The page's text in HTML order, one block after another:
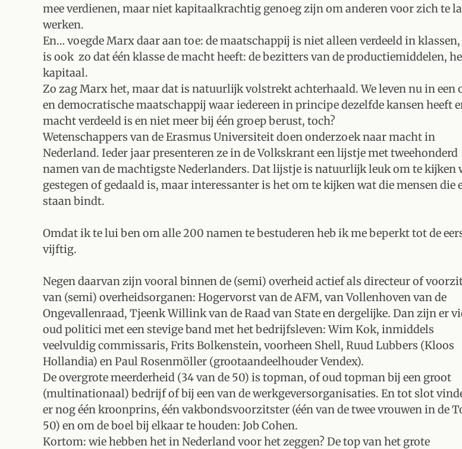
mee verdienen, maar niet kapitaalkrachtig genoeg zijn om anderen voor zich te
werken.
En… voegde Marx daar aan toe: de maatschappij is niet alleen verdeeld in
is ook zo dat één klasse de macht heeft: de bezitters van de productiemiddelen,
kapitaal.
Zo zag Marx het, maar dat is natuurlijk volstrekt achterhaald. We leven nu in een
en democratische maatschappij waar iedereen in principe dezelfde kansen heeft
macht verdeeld is en niet meer bij één groep berust, toch?
Wetenschappers van de Erasmus Universiteit doen onderzoek naar macht in
Nederland. Ieder jaar presenteren ze in de Volkskrant een lijstje met tweehonderd
namen van de machtigste Nederlanders. Dat lijstje is natuurlijk leuk om te kijken
gestegen of gedaald is, maar interessanter is het om te kijken wat die mensen die
staan bindt.
Omdat ik te lui ben om alle 200 namen te bestuderen heb ik me beperkt tot de
vijftig.
Negen daarvan zijn vooral binnen de (semi) overheid actief als directeur of
van (semi) overheidsorganen: Hogervorst van de AFM, van Vollenhoven van de
Ongevallenraad, Tjeenk Willink van de Raad van State en dergelijke. Dan zijn er
oud politici met een stevige band met het bedrijfsleven: Wim Kok, inmiddels
veelvuldig commissaris, Frits Bolkenstein, voorheen Shell, Ruud Lubbers (Kloos
Hollandia) en Paul Rosenmöller (grootaandeelhouder Vendex).
De overgrote meerderheid (34 van de 50) is topman, of oud topman bij een groot
(multinationaal) bedrijf of bij een van de werkgeversorganisaties. En tot slot
er nog één kroonprins, één vakbondsvoorzitster (één van de twee vrouwen in de
50) en om de boel bij elkaar te houden: Job Cohen.
Kortom: wie hebben het in Nederland voor het zeggen? De top van het grote